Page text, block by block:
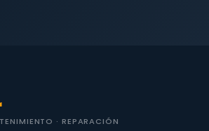
· REPARACIÓN